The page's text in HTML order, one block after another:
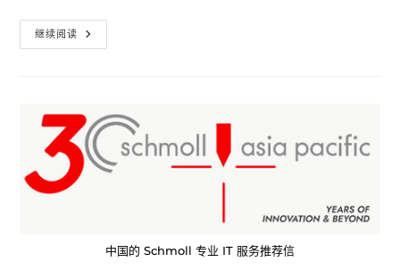
继续阅读
中国的 Schmoll 专业 IT 服务推荐信